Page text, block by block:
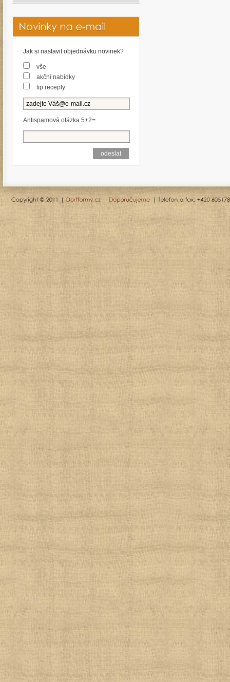
Jak si nastavit objednávku novinek?
vše
akční nabídky
tip recepty
Antispamová otázka 5+2=